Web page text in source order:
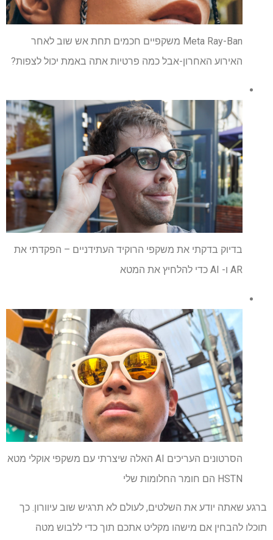
Meta Ray-Ban משקפיים חכמים תחת אש שוב לאחר
האירוע האחרון-אבל כמה פרטיות אתה באמת יכול לצפות?
בדיוק בדקתי את משקפי הרוקיד העתידניים – הפקדתי את
AR ו- AI כדי להלחיץ ​​את המטא
הסרטונים העריכים AI האלה שיצרתי עם משקפי אוקלי מטא
HSTN הם חומר החלומות שלי
ברגע שאתה יודע את השלטים, לעולם לא תרגיש שוב עיוורון. כך
תוכלו להבחין אם מישהו מקליט אתכם תוך כדי ללבוש מטה